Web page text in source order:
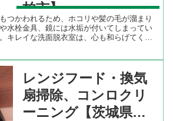
柏市】
つかわれるため、ホコリや髪の毛が溜まり
水栓金具、鏡には水垢が付いてしまってい
キレイな洗面脱衣室は、心も和らげてくれ
レンジフード・換気
扇掃除、コンロクリ
ーニング【茨城県つ